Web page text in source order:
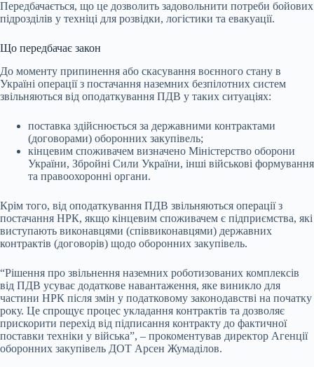
Передбачається, що це дозволить задовольнити потреби бойових
підрозділів у техніці для розвідки, логістики та евакуації.
Що передбачає закон
До моменту припинення або скасування воєнного стану в
Україні операції з постачання наземних безпілотних систем
звільняються від оподаткування ПДВ у таких ситуаціях:
поставка здійснюється за державними контрактами
(договорами) оборонних закупівель;
кінцевим споживачем визначено Міністерство оборони
України, Збройні Сили України, інші військові формування
та правоохоронні органи.
Крім того, від оподаткування ПДВ звільняються операції з
постачання НРК, якщо кінцевим споживачем є підприємства, які
виступають виконавцями (співвиконавцями) державних
контрактів (договорів) щодо оборонних закупівель.
“Рішення про звільнення наземних роботизованих комплексів
від ПДВ усуває додаткове навантаження, яке виникло для
частини НРК після змін у податковому законодавстві на початку
року. Це спрощує процес укладання контрактів та дозволяє
прискорити перехід від підписання контракту до фактичної
поставки техніки у війська”, – прокоментував директор Агенції
оборонних закупівель ДОТ Арсен Жумаділов.